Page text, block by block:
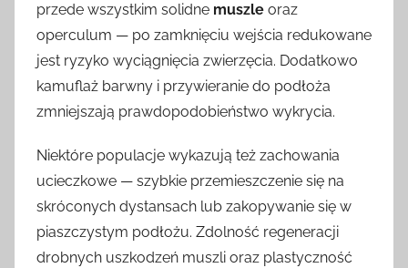
przede wszystkim solidne muszle oraz
operculum — po zamknięciu wejścia redukowane
jest ryzyko wyciągnięcia zwierzęcia. Dodatkowo
kamuflaż barwny i przywieranie do podłoża
zmniejszają prawdopodobieństwo wykrycia.
Niektóre populacje wykazują też zachowania
ucieczkowe — szybkie przemieszczenie się na
skróconych dystansach lub zakopywanie się w
piaszczystym podłożu. Zdolność regeneracji
drobnych uszkodzeń muszli oraz plastyczność